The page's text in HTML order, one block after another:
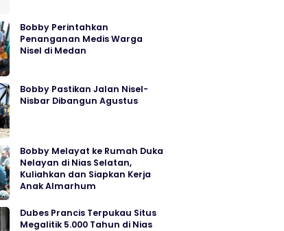
Bobby Perintahkan
Penanganan Medis Warga
Nisel di Medan
Bobby Pastikan Jalan Nisel-
Nisbar Dibangun Agustus
Bobby Melayat ke Rumah Duka
Nelayan di Nias Selatan,
Kuliahkan dan Siapkan Kerja
Anak Almarhum
Dubes Prancis Terpukau Situs
Megalitik 5.000 Tahun di Nias